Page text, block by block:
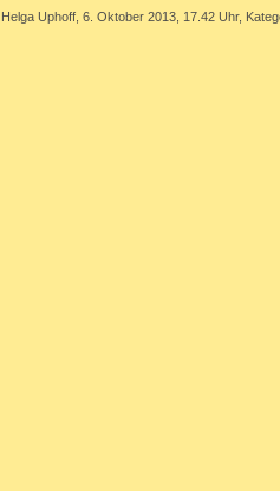
Helga Uphoff, 6. Oktober 2013, 17.42 Uhr,